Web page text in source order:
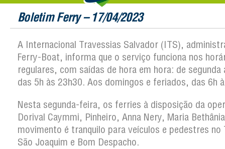
Boletim Ferry – 17/04/2023
A Internacional Travessias Salvador (ITS),
Ferry-Boat, informa que o serviço funciona nos
regulares, com saídas de hora em hora: de segunda
das 5h às 23h30. Aos domingos e feriados, das 6h
Nesta segunda-feira, os ferries à disposição da
Dorival Caymmi, Pinheiro, Anna Nery, Maria
movimento é tranquilo para veículos e pedestres no
São Joaquim e Bom Despacho.